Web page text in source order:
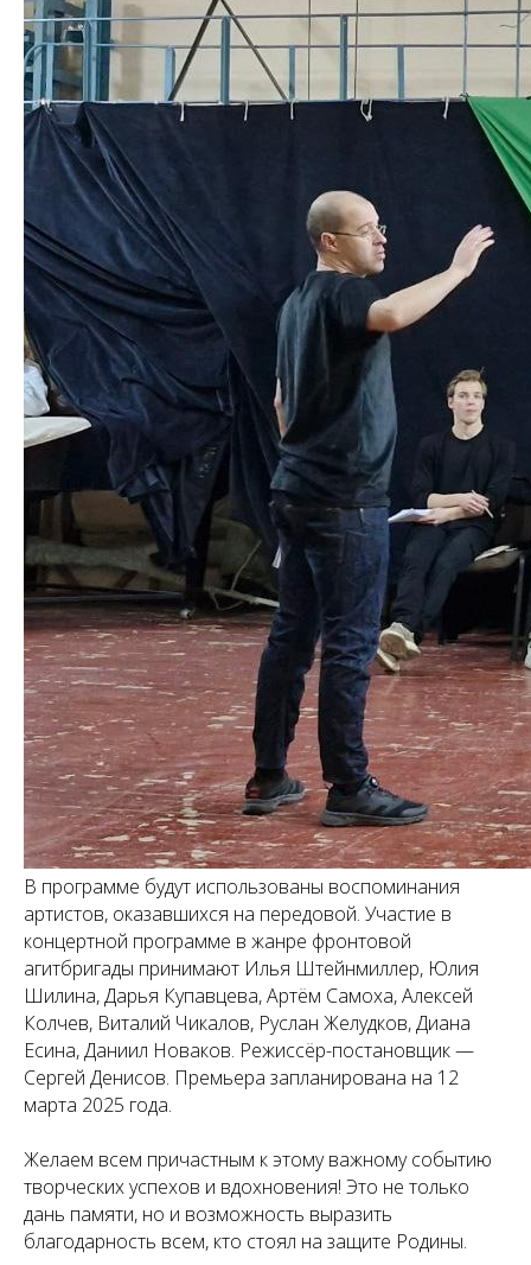
В программе будут использованы воспоминания
артистов, оказавшихся на передовой. Участие в
концертной программе в жанре фронтовой
агитбригады принимают Илья Штейнмиллер, Юлия
Шилина, Дарья Купавцева, Артём Самоха, Алексей
Колчев, Виталий Чикалов, Руслан Желудков, Диана
Есина, Даниил Новаков. Режиссёр-постановщик —
Сергей Денисов. Премьера запланирована на 12
марта 2025 года.
Желаем всем причастным к этому важному событию
творческих успехов и вдохновения! Это не только
дань памяти, но и возможность выразить
благодарность всем, кто стоял на защите Родины.